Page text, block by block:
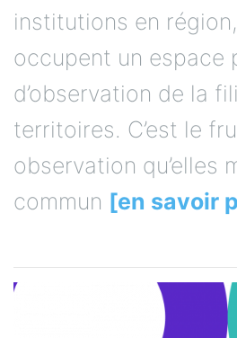
institutions en région,
occupent un espace
d’observation de la
territoires. C’est le
observation qu’elles
commun [en savoir